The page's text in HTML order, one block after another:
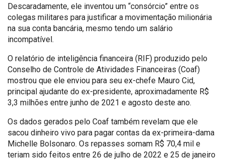
Descaradamente, ele inventou um “consórcio” entre os
colegas militares para justificar a movimentação milionária
na sua conta bancária, mesmo tendo um salário
incompatível.
O relatório de inteligência financeira (RIF) produzido pelo
Conselho de Controle de Atividades Financeiras (Coaf)
mostrou que ele enviou para seu ex-chefe Mauro Cid,
principal ajudante do ex-presidente, aproximadamente R$
3,3 milhões entre junho de 2021 e agosto deste ano.
Os dados gerados pelo Coaf também revelam que ele
sacou dinheiro vivo para pagar contas da ex-primeira-dama
Michelle Bolsonaro. Os repasses somam R$ 70,4 mil e
teriam sido feitos entre 26 de julho de 2022 e 25 de janeiro